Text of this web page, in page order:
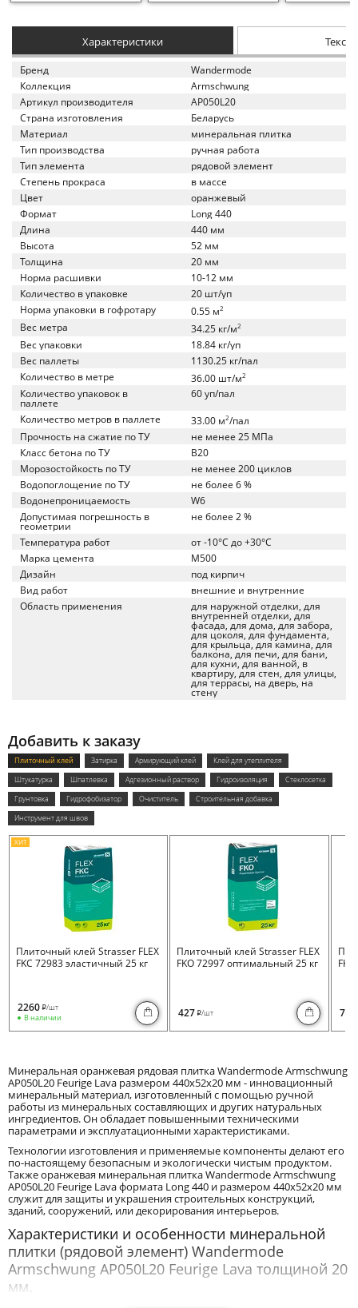
Характеристики
Бренд
Wandermode
Коллекция
Armschwung
Артикул производителя
AP050L20
Страна изготовления
Беларусь
Материал
минеральная плитка
Тип производства
ручная работа
Тип элемента
рядовой элемент
Степень прокраса
в массе
Цвет
оранжевый
Формат
Long 440
Длина
440 мм
Высота
52 мм
Толщина
20 мм
Норма расшивки
10-12 мм
Количество в упаковке
20 шт/уп
Норма упаковки в гофротару
0.55 м2
Вес метра 34.25 кг/м2
Вес упаковки
18.84 кг/уп
Вес паллеты
1130.25 кг/пал
Количество в метре
36.00 шт/м2
Количество упаковок в
паллете
60 уп/пал
Количество метров в паллете 33.00 м2/пал
Прочность на сжатие по ТУ
не менее 25 МПа
Класс бетона по ТУ
B20
Морозостойкость по ТУ
не менее 200 циклов
Водопоглощение по ТУ
не более 6 %
Водонепроницаемость
W6
Допустимая погрешность в
геометрии
не более 2 %
Температура работ
от -10°C до +30°C
Марка цемента
M500
Дизайн
под кирпич
Вид работ
внешние и внутренние
Область применения
для наружной отделки, для
внутренней отделки, для
фасада, для дома, для забора,
для цоколя, для фундамента,
для крыльца, для камина, для
балкона, для печи, для бани,
для кухни, для ванной, в
квартиру, для стен, для улицы,
для террасы, на дверь, на
стену
Добавить к заказу
Плиточный клей Затирка Армирующий клей
Клей для утеплителя
Штукатурка
Шпатлевка Адгезионный раствор Гидроизоляция
Стеклосетка
Грунтовка
Гидрофобизатор Очиститель
Строительная добавка
Инструмент для швов
ХИТ
Плиточный клей Strasser FLEX
FKC 72983 эластичный 25 кг
2260 i/шт
В наличии
Плиточный клей Strasser FLEX
FKO 72997 оптимальный 25 кг
427 i/шт 730
Минеральная оранжевая рядовая плитка Wandermode Armschwung
AP050L20 Feurige Lava размером 440x52x20 мм - инновационный
минеральный материал, изготовленный с помощью ручной
работы из минеральных составляющих и других натуральных
ингредиентов. Он обладает повышенными техническими
параметрами и эксплуатационными характеристиками.
Технологии изготовления и применяемые компоненты делают его
по-настоящему безопасным и экологически чистым продуктом.
Также оранжевая минеральная плитка Wandermode Armschwung
AP050L20 Feurige Lava формата Long 440 и размером 440x52x20 мм
служит для защиты и украшения строительных конструкций,
зданий, сооружений, или декорирования интерьеров.
Характеристики и особенности минеральной
плитки (рядовой элемент) Wandermode
Armschwung AP050L20 Feurige Lava толщиной 20
мм.